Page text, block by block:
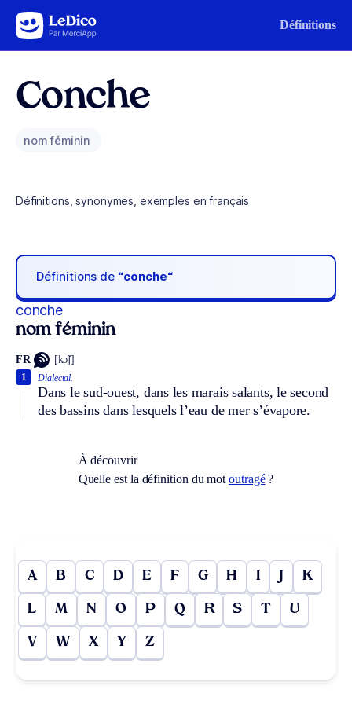
Aller au contenu Définitions
Conche
nom féminin
Définitions, synonymes, exemples en français
Définitions de “conche“
conche
nom féminin
FR [kɔ̃ʃ]
Dialectal.
Dans le sud-ouest, dans les marais salants, le second
des bassins dans lesquels l’eau de mer s’évapore.
1
À découvrir
Quelle est la définition du motoutragé?
A B C D E F G H I J K
L M N O P Q R S T U
V W X Y Z